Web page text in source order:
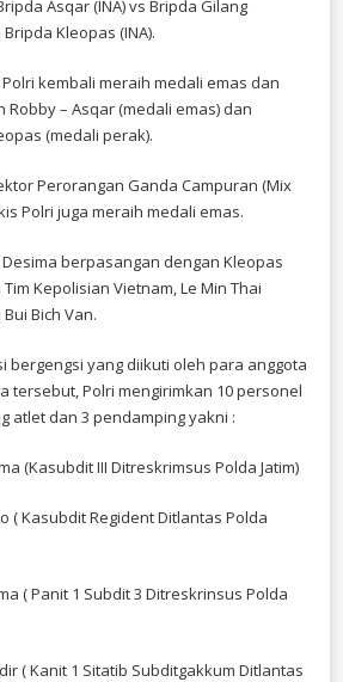
Asqar (INA) vs Bripda Gilang
Kleopas (INA).
kembali meraih medali emas dan
– Asqar (medali emas) dan
(medali perak).
Perorangan Ganda Campuran (Mix
Polri juga meraih medali emas.
berpasangan dengan Kleopas
Kepolisian Vietnam, Le Min Thai
Bich Van.
bergengsi yang diikuti oleh para anggota
tersebut, Polri mengirimkan 10 personel
atlet dan 3 pendamping yakni :
(Kasubdit III Ditreskrimsus Polda Jatim)
( Kasubdit Regident Ditlantas Polda
( Panit 1 Subdit 3 Ditreskrinsus Polda
( Kanit 1 Sitatib Subditgakkum Ditlantas